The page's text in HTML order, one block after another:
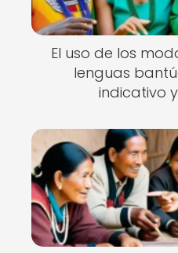
El uso de los
lenguas
indicativo